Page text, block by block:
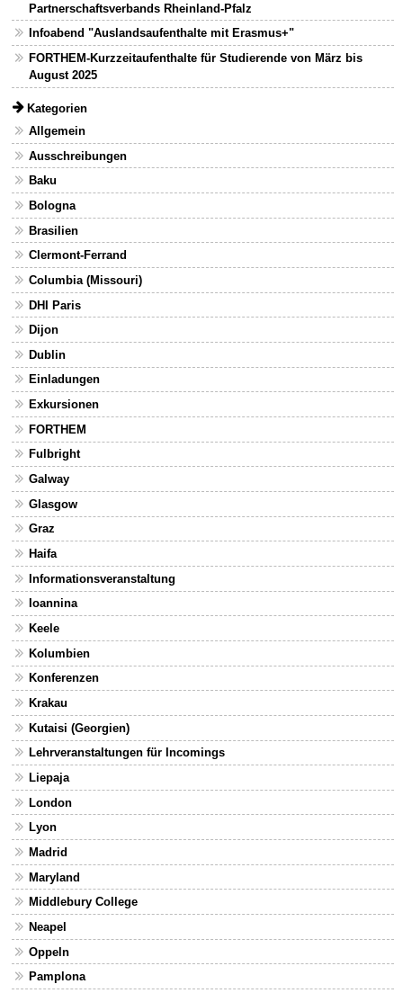
Partnerschaftsverbands Rheinland-Pfalz
Infoabend "Auslandsaufenthalte mit Erasmus+"
FORTHEM-Kurzzeitaufenthalte für Studierende von März bis
August 2025
Kategorien
Allgemein
Ausschreibungen
Baku
Bologna
Brasilien
Clermont-Ferrand
Columbia (Missouri)
DHI Paris
Dijon
Dublin
Einladungen
Exkursionen
FORTHEM
Fulbright
Galway
Glasgow
Graz
Haifa
Informationsveranstaltung
Ioannina
Keele
Kolumbien
Konferenzen
Krakau
Kutaisi (Georgien)
Lehrveranstaltungen für Incomings
Liepaja
London
Lyon
Madrid
Maryland
Middlebury College
Neapel
Oppeln
Pamplona